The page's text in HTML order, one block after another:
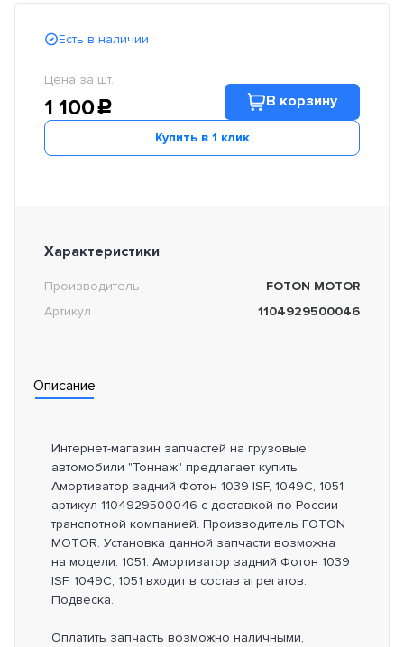
Есть в наличии
Цена за шт.
1 100c В корзину
Купить в 1 клик
Характеристики
Производитель
FOTON MOTOR
Артикул
1104929500046
Описание
Интернет-магазин запчастей на грузовые
автомобили "Тоннаж" предлагает купить
Амортизатор задний Фотон 1039 ISF, 1049C, 1051
артикул 1104929500046 с доставкой по России
транспотной компанией. Производитель FOTON
MOTOR. Установка данной запчасти возможна
на модели: 1051. Амортизатор задний Фотон 1039
ISF, 1049C, 1051 входит в состав агрегатов:
Подвеска.
Оплатить запчасть возможно наличными,